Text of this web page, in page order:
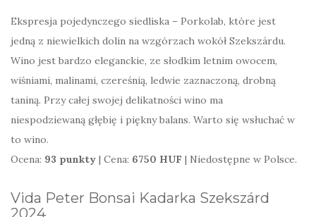
Ekspresja pojedynczego siedliska – Porkolab, które jest
jedną z niewielkich dolin na wzgórzach wokół Szekszárdu.
Wino jest bardzo eleganckie, ze słodkim letnim owocem,
wiśniami, malinami, czereśnią, ledwie zaznaczoną, drobną
taniną. Przy całej swojej delikatności wino ma
niespodziewaną głębię i piękny balans. Warto się wsłuchać w
to wino.
Ocena: 93 punkty | Cena: 6750 HUF | Niedostępne w Polsce.
Vida Peter Bonsai Kadarka Szekszárd
2024